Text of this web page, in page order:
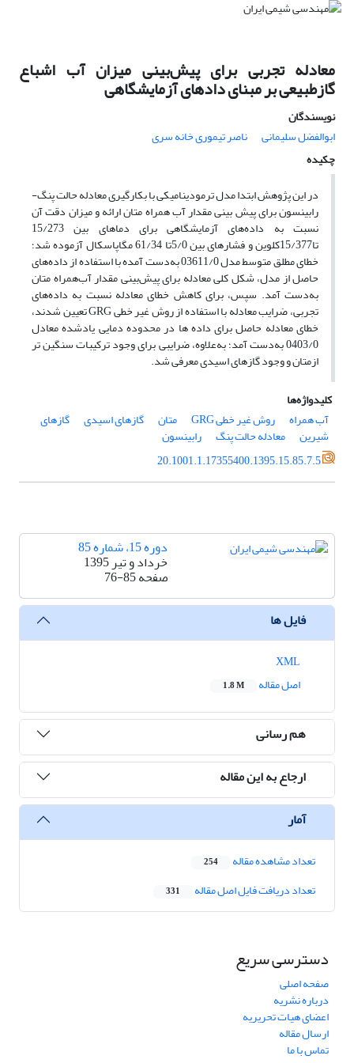
معادله تجربی برای پیش‌بینی میزان آب اشباع
گازطبیعی بر مبنای دادهای آزمایشگاهی
نویسندگان
ابوالفضل سلیمانی
ناصر تیموری خانه سری
چکیده
در این پژوهش ابتدا مدل ترمودینامیکی با بکارگیری معادله حالت پنگ-
رابینسون برای پیش بینی مقدار آب همراه متان ارائه و میزان دقت آن
نسبت به داده‌های آزمایشگاهی برای دماهای بین 15/273
تا15/377کلوین و فشارهای بین 5/0تا 61/34 مگاپاسکال آزموده شد؛
خطای مطلق متوسط مدل 03611/0 به‌دست آمده با استفاده از داده‌های
حاصل از مدل، شکل کلی معادله برای پیش‌بینی مقدار آب‌همراه متان
به‌دست آمد. سپس، برای کاهش خطای معادله نسبت به داده‌های
تجربی، ضرایب معادله با استفاده از روش غیر خطی GRG تعیین شدند،
خطای معادله حاصل برای داده ها در محدوده دمایی یادشده معادل
0403/0 به‌دست آمد؛ به‌علاوه، ضرایبی برای وجود ترکیبات سنگین تر
ازمتان و وجود گازهای اسیدی معرفی شد.
کلیدواژه‌ها
آب همراه
روش غیر خطی GRG متان گازهای اسیدی گازهای
شیرین معادله حالت پنگ
رابینسون
20.1001.1.17355400.1395.15.85.7.5
دوره 15، شماره 85
خرداد و تیر 1395
صفحه76-85
فایل ها
اصل مقاله
1.8 M
هم رسانی
ارجاع به این مقاله
آمار
تعداد مشاهده مقاله 254
تعداد دریافت فایل اصل مقاله 331
دسترسی سریع
صفحه اصلی
درباره نشریه
اعضای هیات تحریریه
ارسال مقاله
تماس با ما